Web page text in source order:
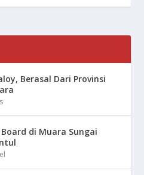
Berasal Dari Provinsi
Board di Muara Sungai